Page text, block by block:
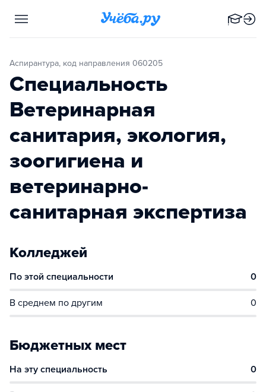
Аспирантура, код направления 060205
Специальность
Ветеринарная
санитария, экология,
зоогигиена и
ветеринарно-
санитарная экспертиза
Колледжей
По этой специальности 0
В среднем по другим 0
Бюджетных мест
На эту специальность 0